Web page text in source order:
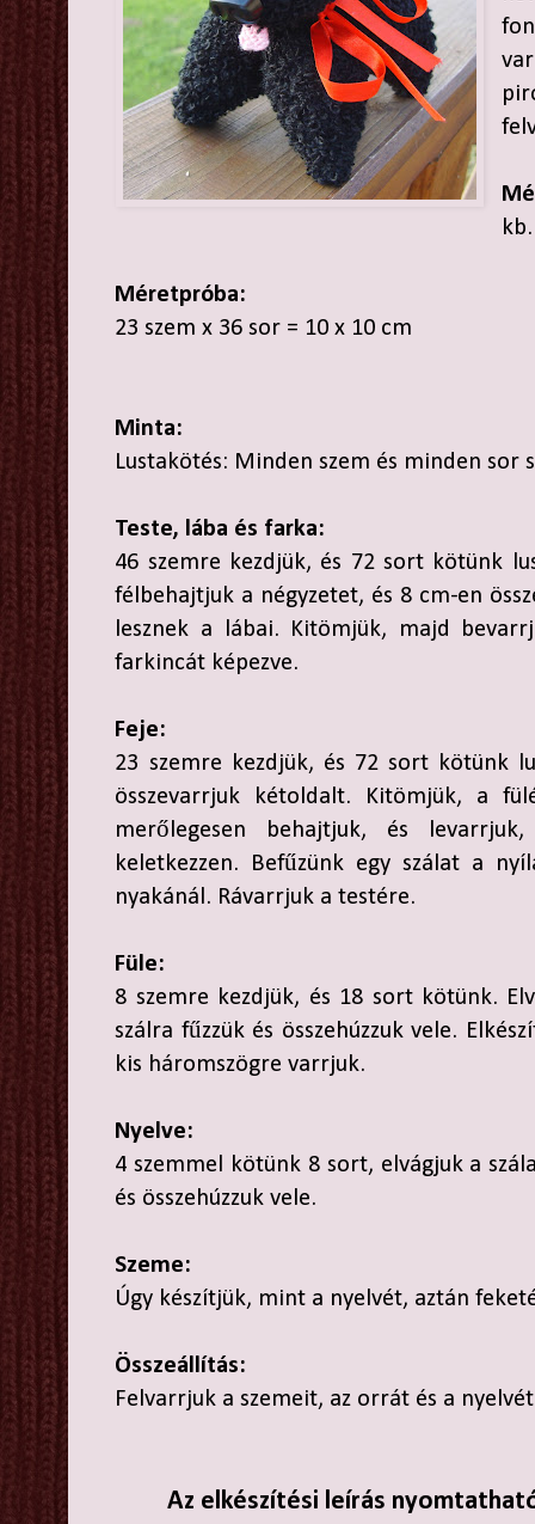
Méretpróba:
23 szem x 36 sor = 10 x 10 cm
Minta:
Lustakötés: Minden szem és minden sor
Teste, lába és farka:
46 szemre kezdjük, és 72 sort kötünk
félbehajtjuk a négyzetet, és 8 cm-en
lesznek a lábai. Kitömjük, majd
farkincát képezve.
Feje:
23 szemre kezdjük, és 72 sort kötünk
összevarrjuk kétoldalt. Kitömjük, a
merőlegesen behajtjuk, és
keletkezzen. Befűzünk egy szálat a
nyakánál. Rávarrjuk a testére.
Füle:
8 szemre kezdjük, és 18 sort kötünk.
szálra fűzzük és összehúzzuk vele.
kis háromszögre varrjuk.
Nyelve:
4 szemmel kötünk 8 sort, elvágjuk a
és összehúzzuk vele.
Szeme:
Úgy készítjük, mint a nyelvét, aztán
Összeállítás:
Felvarrjuk a szemeit, az orrát és a
Az elkészítési leírás